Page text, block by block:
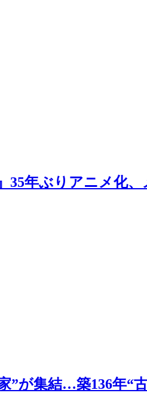
35年ぶりアニメ化
が集結…築136年“